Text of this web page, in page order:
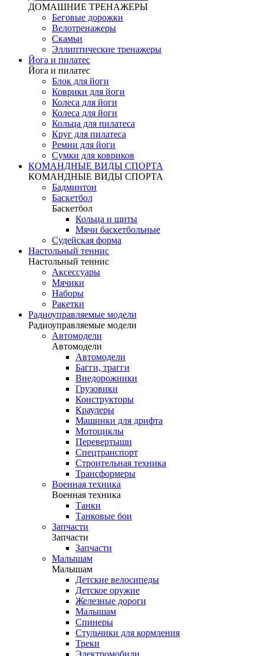
ДОМАШНИЕ ТРЕНАЖЕРЫ
Беговые дорожки
Велотренажеры
Скамьи
Эллиптические тренажеры
Йога и пилатес
Йога и пилатес
Блок для йоги
Коврики для йоги
Колеса для йоги
Колеса для йоги
Кольца для пилатеса
Круг для пилатеса
Ремни для йоги
Сумки для ковриков
КОМАНДНЫЕ ВИДЫ СПОРТА
КОМАНДНЫЕ ВИДЫ СПОРТА
Бадминтон
Баскетбол
Баскетбол
Кольца и щиты
Мячи баскетбольные
Судейская форма
Настольный теннис
Настольный теннис
Аксессуары
Мячики
Наборы
Ракетки
Радиоуправляемые модели
Радиоуправляемые модели
Автомодели
Автомодели
Автомодели
Багги, трагги
Внедорожники
Грузовики
Конструкторы
Краулеры
Машинки для дрифта
Мотоциклы
Перевертыши
Спецтранспорт
Строительная техника
Трансформеры
Военная техника
Военная техника
Танки
Танковые бои
Запчасти
Запчасти
Запчасти
Малышам
Малышам
Детские велосипеды
Детское оружие
Железные дороги
Малышам
Спинеры
Стульчики для кормления
Треки
Электромобили